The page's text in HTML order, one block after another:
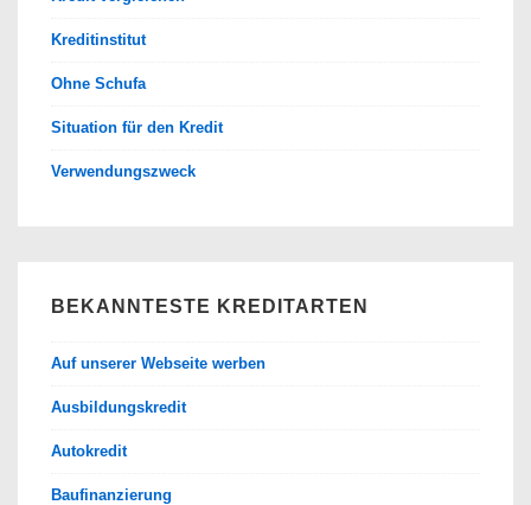
Kreditinstitut
Ohne Schufa
Situation für den Kredit
Verwendungszweck
BEKANNTESTE KREDITARTEN
Auf unserer Webseite werben
Ausbildungskredit
Autokredit
Baufinanzierung